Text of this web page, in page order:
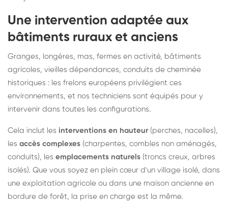
Une intervention adaptée aux
bâtiments ruraux et anciens
Granges, longères, mas, fermes en activité, bâtiments
agricoles, vieilles dépendances, conduits de cheminée
historiques : les frelons européens privilégient ces
environnements, et nos techniciens sont équipés pour y
intervenir dans toutes les configurations.
Cela inclut les interventions en hauteur (perches, nacelles),
les accès complexes (charpentes, combles non aménagés,
conduits), les emplacements naturels (troncs creux, arbres
isolés). Que vous soyez en plein cœur d'un village isolé, dans
une exploitation agricole ou dans une maison ancienne en
bordure de forêt, la prise en charge est la même.